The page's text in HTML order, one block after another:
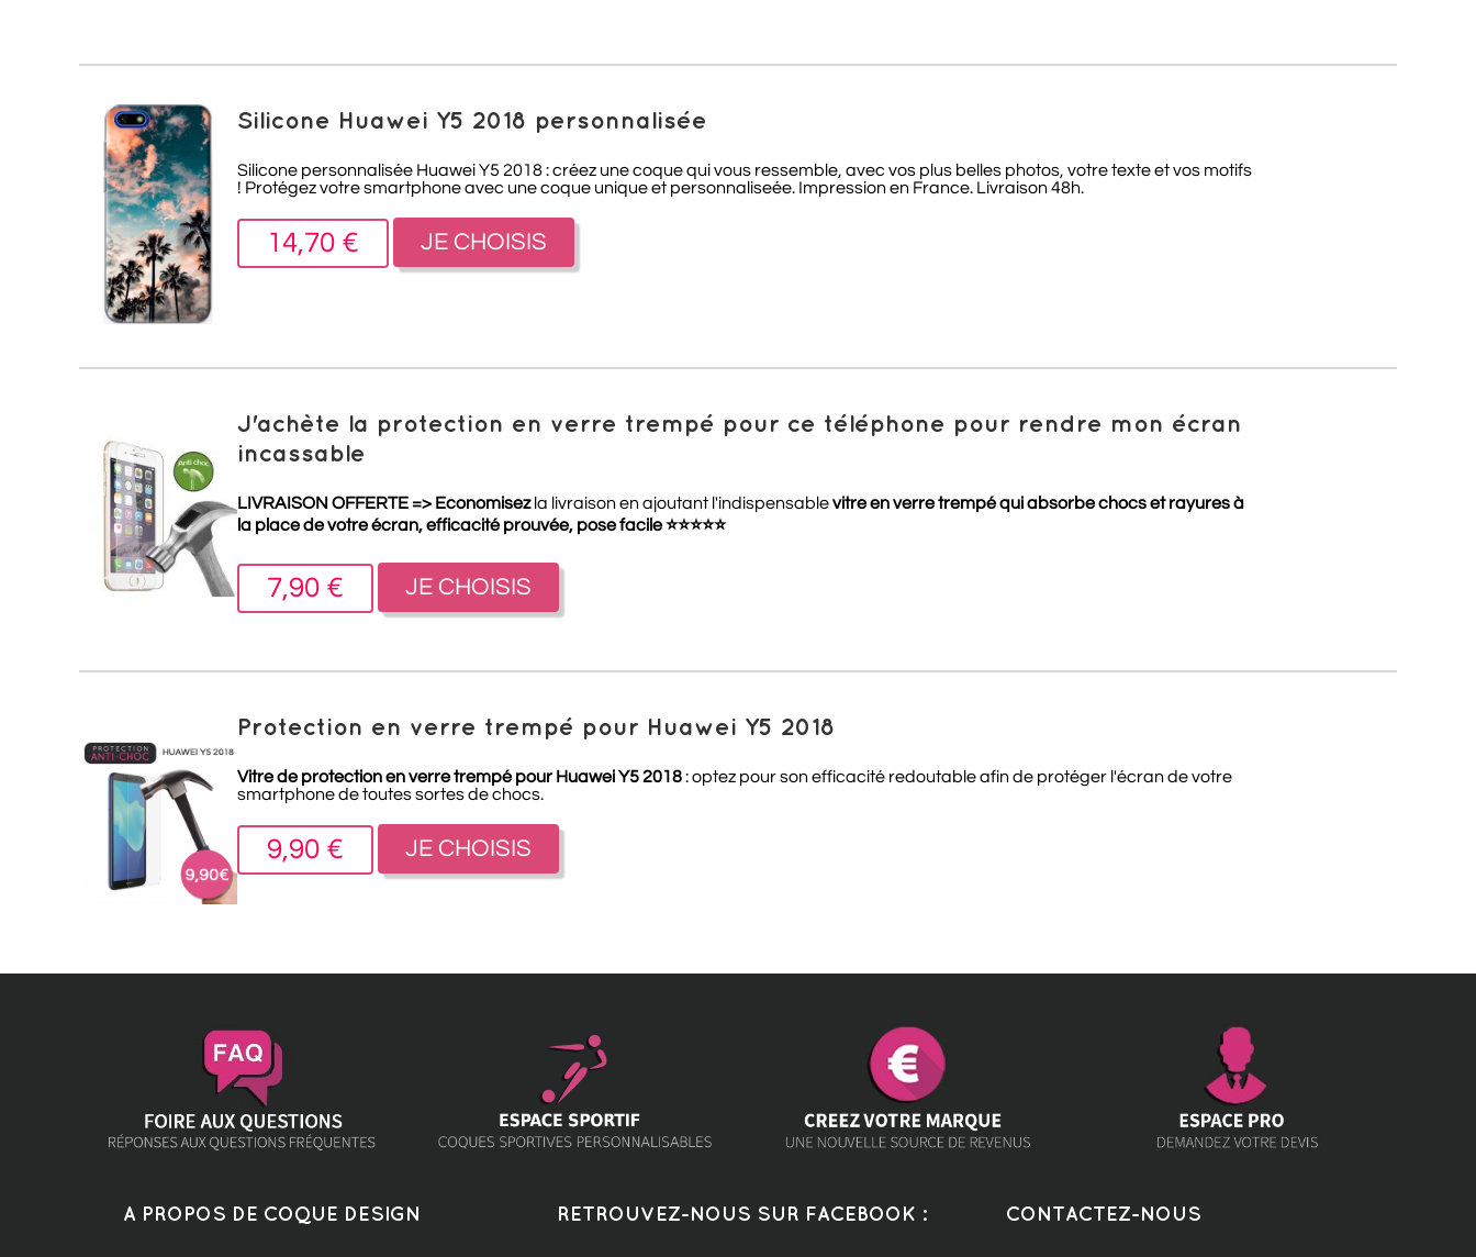
Silicone Huawei Y5 2018 personnalisée
Silicone personnalisée Huawei Y5 2018 : créez une coque qui vous ressemble, avec vos plus belles photos, votre texte et vos motifs
! Protégez votre smartphone avec une coque unique et personnaliseée. Impression en France. Livraison 48h.
14,70 € JE CHOISIS
J'achète la protection en verre trempé pour ce téléphone pour rendre mon écran
incassable
LIVRAISON OFFERTE => Economisezla livraison en ajoutant l'indispensablevitre en verre trempé qui absorbe chocs et rayures à
la place de votre écran, efficacité prouvée, pose facile⭐⭐⭐⭐⭐
7,90 € JE CHOISIS
Protection en verre trempé pour Huawei Y5 2018
Vitre de protection en verre trempé pour Huawei Y5 2018: optez pour son efficacité redoutable afin de protéger l'écran de votre
smartphone de toutes sortes de chocs.
9,90 € JE CHOISIS
A PROPOS DE COQUE DESIGN RETROUVEZ-NOUS SUR FACEBOOK : CONTACTEZ-NOUS